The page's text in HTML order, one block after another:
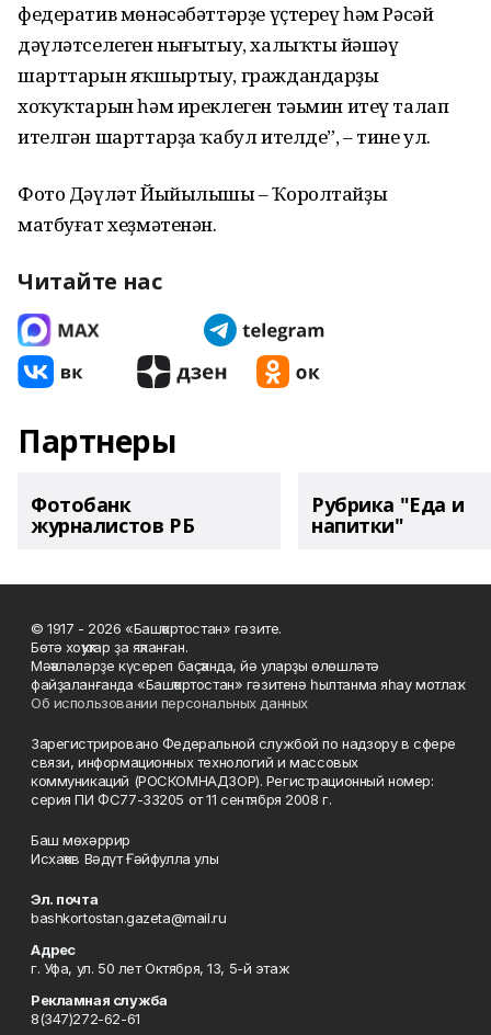
федератив мөнәсәбәттәрҙе үҫтереү һәм Рәсәй
дәүләтселеген нығытыу, халыҡтың йәшәү
шарттарын яҡшыртыу, граждандарҙың
хоҡуҡтарын һәм иреклеген тәьмин итеү талап
ителгән шарттарҙа ҡабул ителде”, – тине ул.
Фото Дәүләт Йыйылышы – Ҡоролтайҙың
матбуғат хеҙмәтенән.
Читайте нас
Партнеры
Фотобанк
журналистов РБ
Рубрика "Еда и
напитки"
© 1917 - 2026 «Башҡортостан» гәзите.
Бөтә хоҡуҡтар ҙа яҡланған.
Мәҡәләләрҙе күсереп баҫҡанда, йә уларҙы өлөшләтә
файҙаланғанда «Башҡортостан» гәзитенә һылтанма яһау мотлаҡ.
Об использовании персональных данных
Зарегистрировано Федеральной службой по надзору в сфере
связи, информационных технологий и массовых
коммуникаций (РОСКОМНАДЗОР). Регистрационный номер:
серия ПИ ФС77-33205 от 11 сентября 2008 г.
Баш мөхәррир
Исхаҡов Вәдүт Ғәйфулла улы
Эл. почта
bashkortostan.gazeta@mail.ru
Адрес
г. Уфа, ул. 50 лет Октября, 13, 5-й этаж
Рекламная служба
8(347)272-62-61